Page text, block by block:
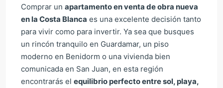
Comprar un apartamento en venta de obra nueva
en la Costa Blanca es una excelente decisión tanto
para vivir como para invertir. Ya sea que busques
un rincón tranquilo en Guardamar, un piso
moderno en Benidorm o una vivienda bien
comunicada en San Juan, en esta región
encontrarás el equilibrio perfecto entre sol, playa,